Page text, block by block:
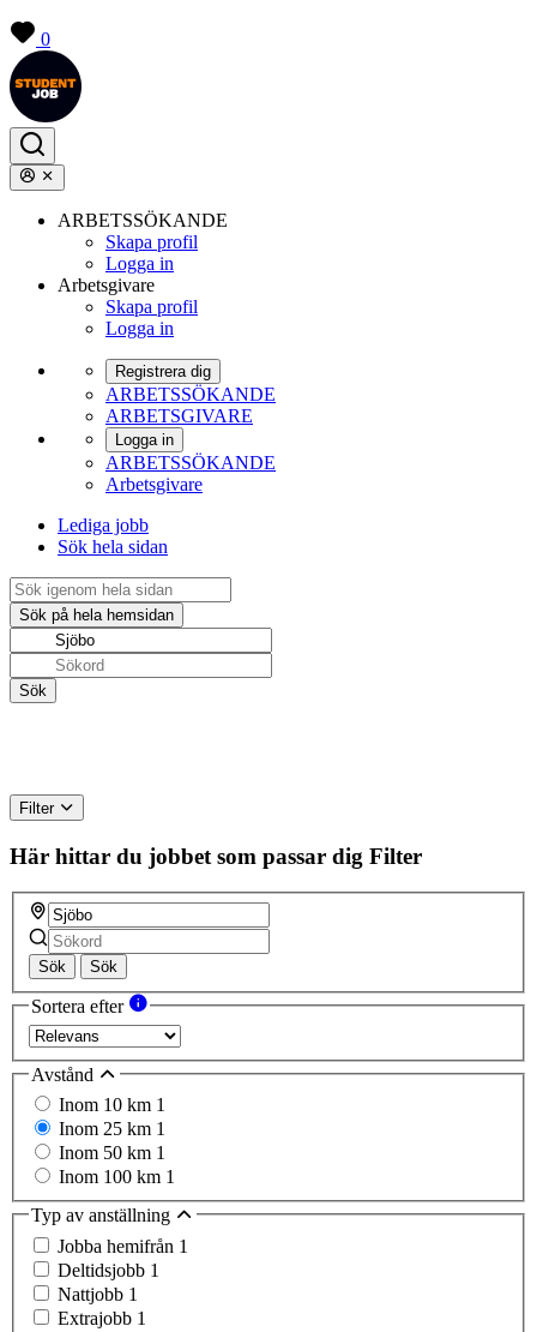
0
ARBETSSÖKANDE
Skapa profil
Logga in
Arbetsgivare
Skapa profil
Logga in
Registrera dig
ARBETSSÖKANDE
ARBETSGIVARE
Logga in
ARBETSSÖKANDE
Arbetsgivare
Lediga jobb
Sök hela sidan
Filter
Här hittar du jobbet som passar dig Filter
Sök Sök
Sortera efter
Avstånd
Inom 10 km 1
Inom 25 km 1
Inom 50 km 1
Inom 100 km 1
Typ av anställning
Jobba hemifrån 1
Deltidsjobb 1
Nattjobb 1
Extrajobb 1